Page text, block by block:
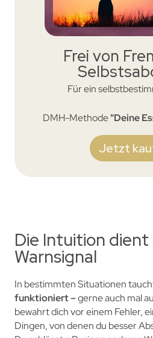
Frei von
Für ein
DMH-Methode"Deine
Jetzt
Die Intuition dient
Warnsignal
In bestimmten Situationen
funktioniert –gerne auch mal
bewahrt dich vor einem Fehler,
Dingen, von denen du besser